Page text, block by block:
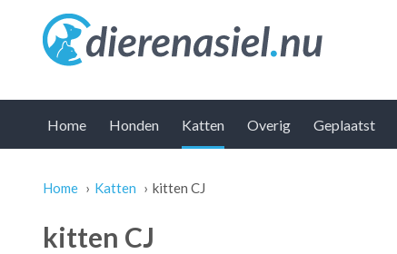
Home Honden Katten Overig Geplaatst
U bent hier
Home › Katten › kitten CJ
kitten CJ